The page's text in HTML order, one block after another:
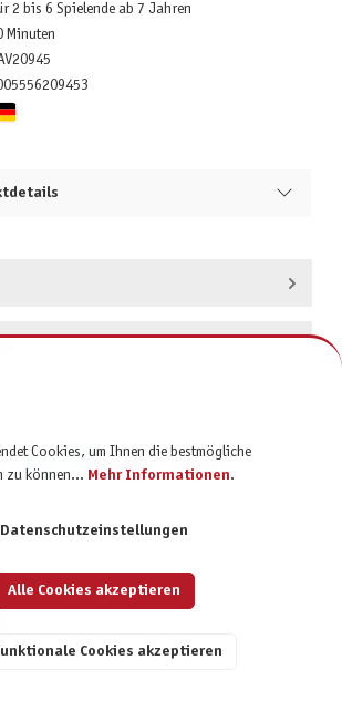
2 bis 6 Spielende ab 7 Jahren
Minuten
Cookies, um Ihnen die bestmögliche
zu können... Mehr Informationen.
Datenschutzeinstellungen
Cookies akzeptieren
Alle Cookies akzeptieren